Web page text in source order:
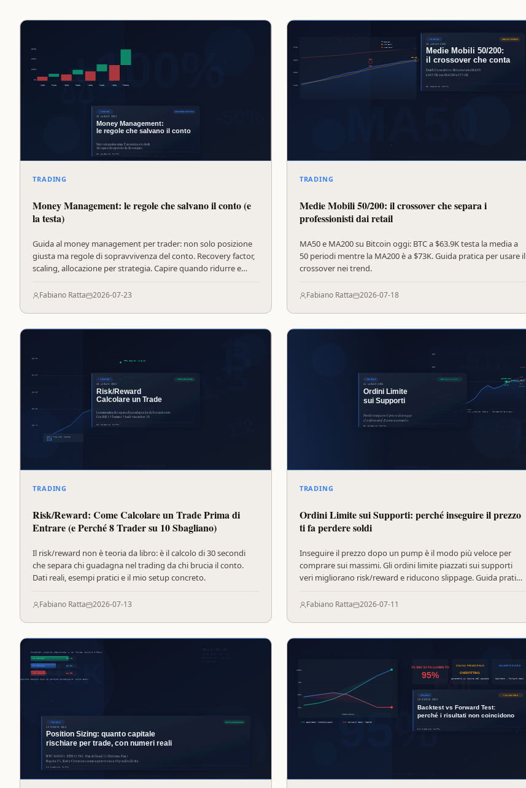
TRADING
Money Management: le regole che salvano il conto (e
la testa)
Guida al money management per trader: non solo posizione
giusta ma regole di sopravvivenza del conto. Recovery factor,
scaling, allocazione per strategia. Capire quando ridurre e
Fabiano Ratta 2026-07-23
TRADING
Medie Mobili 50/200: il crossover che separa i
professionisti dai retail
MA50 e MA200 su Bitcoin oggi: BTC a $63.9K testa la media a
50 periodi mentre la MA200 è a $73K. Guida pratica per usare il
crossover nei trend.
Fabiano Ratta 2026-07-18
TRADING
Risk/Reward: Come Calcolare un Trade Prima di
Entrare (e Perché 8 Trader su 10 Sbagliano)
Il risk/reward non è teoria da libro: è il calcolo di 30 secondi
che separa chi guadagna nel trading da chi brucia il conto.
Dati reali, esempi pratici e il mio setup concreto.
Fabiano Ratta 2026-07-13
TRADING
Ordini Limite sui Supporti: perché inseguire il prezzo
ti fa perdere soldi
Inseguire il prezzo dopo un pump è il modo più veloce per
comprare sui massimi. Gli ordini limite piazzati sui supporti
veri migliorano risk/reward e riducono slippage. Guida pratica
Fabiano Ratta 2026-07-11